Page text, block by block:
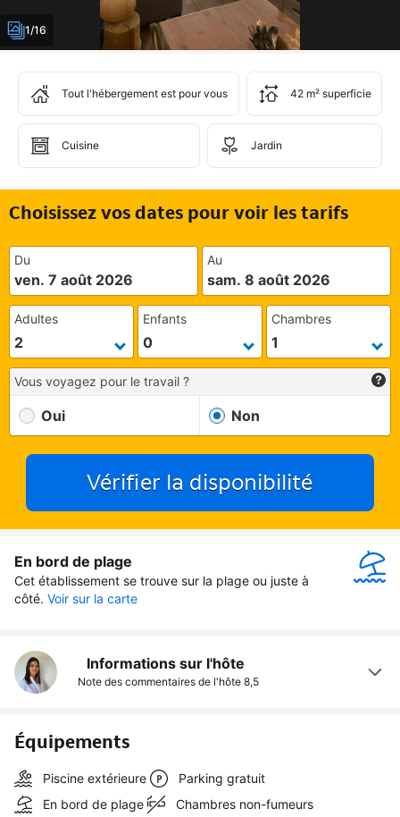
1/16
Tout l'hébergement est pour vous 42 m² superficie
Cuisine Jardin
Choisissez vos dates pour voir les tarifs
Du
ven. 7 août 2026
Au
sam. 8 août 2026
Adultes Enfants Chambres
Vous voyagez pour le travail ?
Oui Non
Vérifier la disponibilité
En bord de plage
Cet établissement se trouve sur la plage ou juste à
côté. Voir sur la carte
Informations sur l'hôte
Note des commentaires de l'hôte 8,5
Équipements
Piscine extérieure
Parking gratuit
En bord de plage
Chambres non-fumeurs